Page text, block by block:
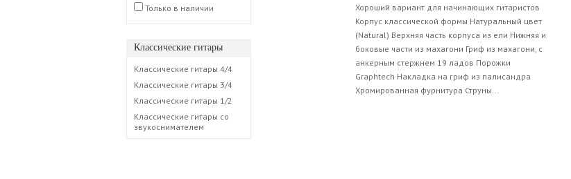
Только в наличии
Классические гитары
Классические гитары 4/4
Классические гитары 3/4
Классические гитары 1/2
Классические гитары со
звукоснимателем
Хороший вариант для начинающих гитаристов
Корпус классической формы Натуральный цвет
(Natural) Верхняя часть корпуса из ели Нижняя и
боковые части из махагони Гриф из махагони, с
анкерным стержнем 19 ладов Порожки
Graphtech Накладка на гриф из палисандра
Хромированная фурнитура Струны...